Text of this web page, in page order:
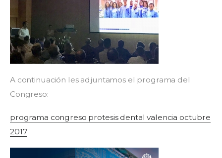
A continuación les adjuntamos el programa del
Congreso:
programa congreso protesis dental valencia octubre
2017